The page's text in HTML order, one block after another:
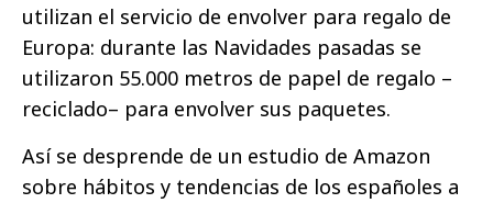
utilizan el servicio de envolver para regalo de
Europa: durante las Navidades pasadas se
utilizaron 55.000 metros de papel de regalo –
reciclado– para envolver sus paquetes.
Así se desprende de un estudio de Amazon
sobre hábitos y tendencias de los españoles a